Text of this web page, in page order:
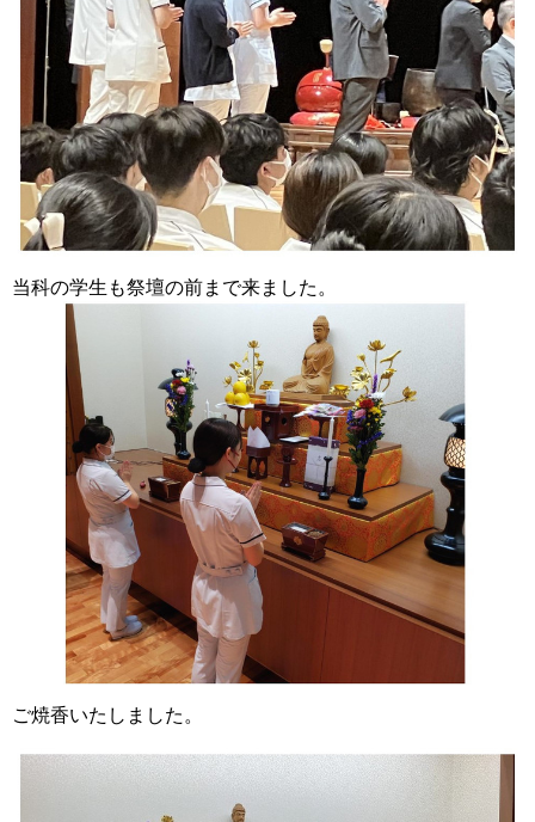
当科の学生も祭壇の前まで来ました。
ご焼香いたしました。